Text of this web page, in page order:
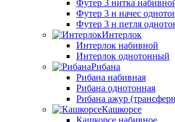
Футер 3 нитка
Футер 3 н начес
Футер 3 н петля
Интерлок
Интерлок набивной
Интерлок однотонный
Рибана
Рибана набивная
Рибана однотонная
Рибана ажур
Кашкорсе
Кашкорсе набивное